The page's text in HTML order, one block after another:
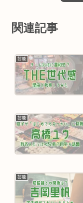
関連記事
芸能
芸能
芸能